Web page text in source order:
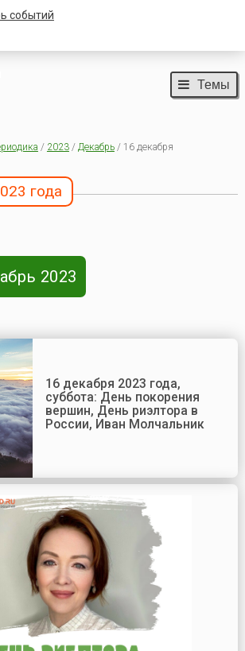
Темы
/ 2023/ Декабрь/ 16 декабря
года
2023
16 декабря 2023 года,
суббота: День покорения
вершин, День риэлтора в
России, Иван Молчальник